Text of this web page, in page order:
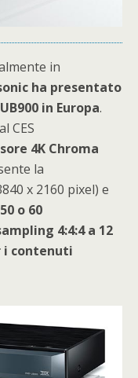
in
ha presentato
in Europa.
CES
4K Chroma
la
x 2160 pixel) e
o 60
4:4:4 a 12
i contenuti